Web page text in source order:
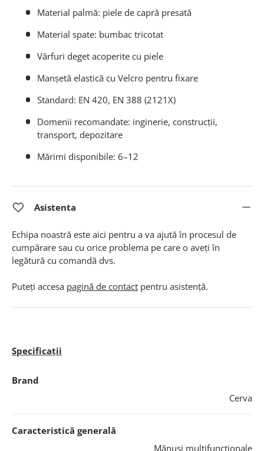
Material palmă: piele de capră presată
Material spate: bumbac tricotat
Vârfuri deget acoperite cu piele
Manșetă elastică cu Velcro pentru fixare
Standard: EN 420, EN 388 (2121X)
Domenii recomandate: inginerie, construcții,
transport, depozitare
Mărimi disponibile: 6–12
Asistenta
Echipa noastră este aici pentru a va ajută în procesul de
cumpărare sau cu orice problema pe care o aveți în
legătură cu comandă dvs.
Puteți accesa pagină de contact pentru asistență.
Specificații
Brand
Cerva
Caracteristică generală
Mănuși multifuncționale